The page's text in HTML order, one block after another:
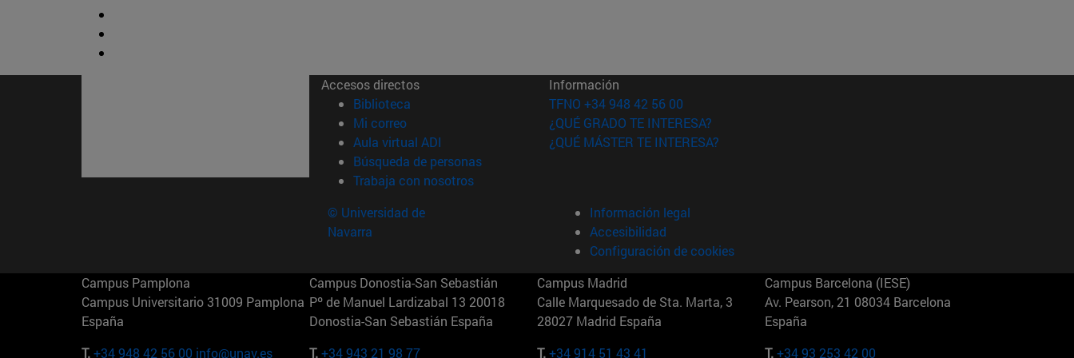
Accesos directos
Biblioteca (abre en nueva ventana)
Mi correo(abre en nueva ventana)
Aula virtual ADI (abre en nueva ventana)
Búsqueda de personas(abre en nueva ventana)
Trabaja con nosotros(abre en nueva ventana)
Información
TFNO +34 948 42 56 00
¿QUÉ GRADO TE INTERESA?
¿QUÉ MÁSTER TE INTERESA?
© Universidad de
Navarra
Información legal
Accesibilidad
Configuración de cookies
Campus Pamplona
Campus Universitario 31009 Pamplona
España
T.+34 948 42 56 00 info@unav.es
Campus Donostia-San Sebastián
Pº de Manuel Lardizabal 13 20018
Donostia-San Sebastián España
T.+34 943 21 98 77
Campus Madrid
Calle Marquesado de Sta. Marta, 3
28027 Madrid España
T.+34 914 51 43 41
Campus Barcelona (IESE)
Av. Pearson, 21 08034 Barcelona
España
T.+34 93 253 42 00